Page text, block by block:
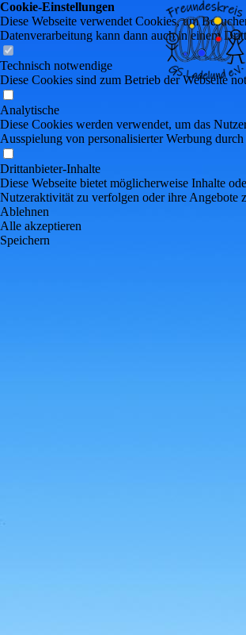
Cookie-Einstellungen
Diese Webseite verwendet Cookies, um
Datenverarbeitung kann dann auch in einem
Technisch notwendige
Diese Cookies sind zum Betrieb der Webseite
Analytische
Diese Cookies werden verwendet, um das
Ausspielung von personalisierter Werbung
Drittanbieter-Inhalte
Diese Webseite bietet möglicherweise Inhalte
Nutzeraktivität zu verfolgen oder ihre Angebote
Ablehnen
Alle akzeptieren
Speichern